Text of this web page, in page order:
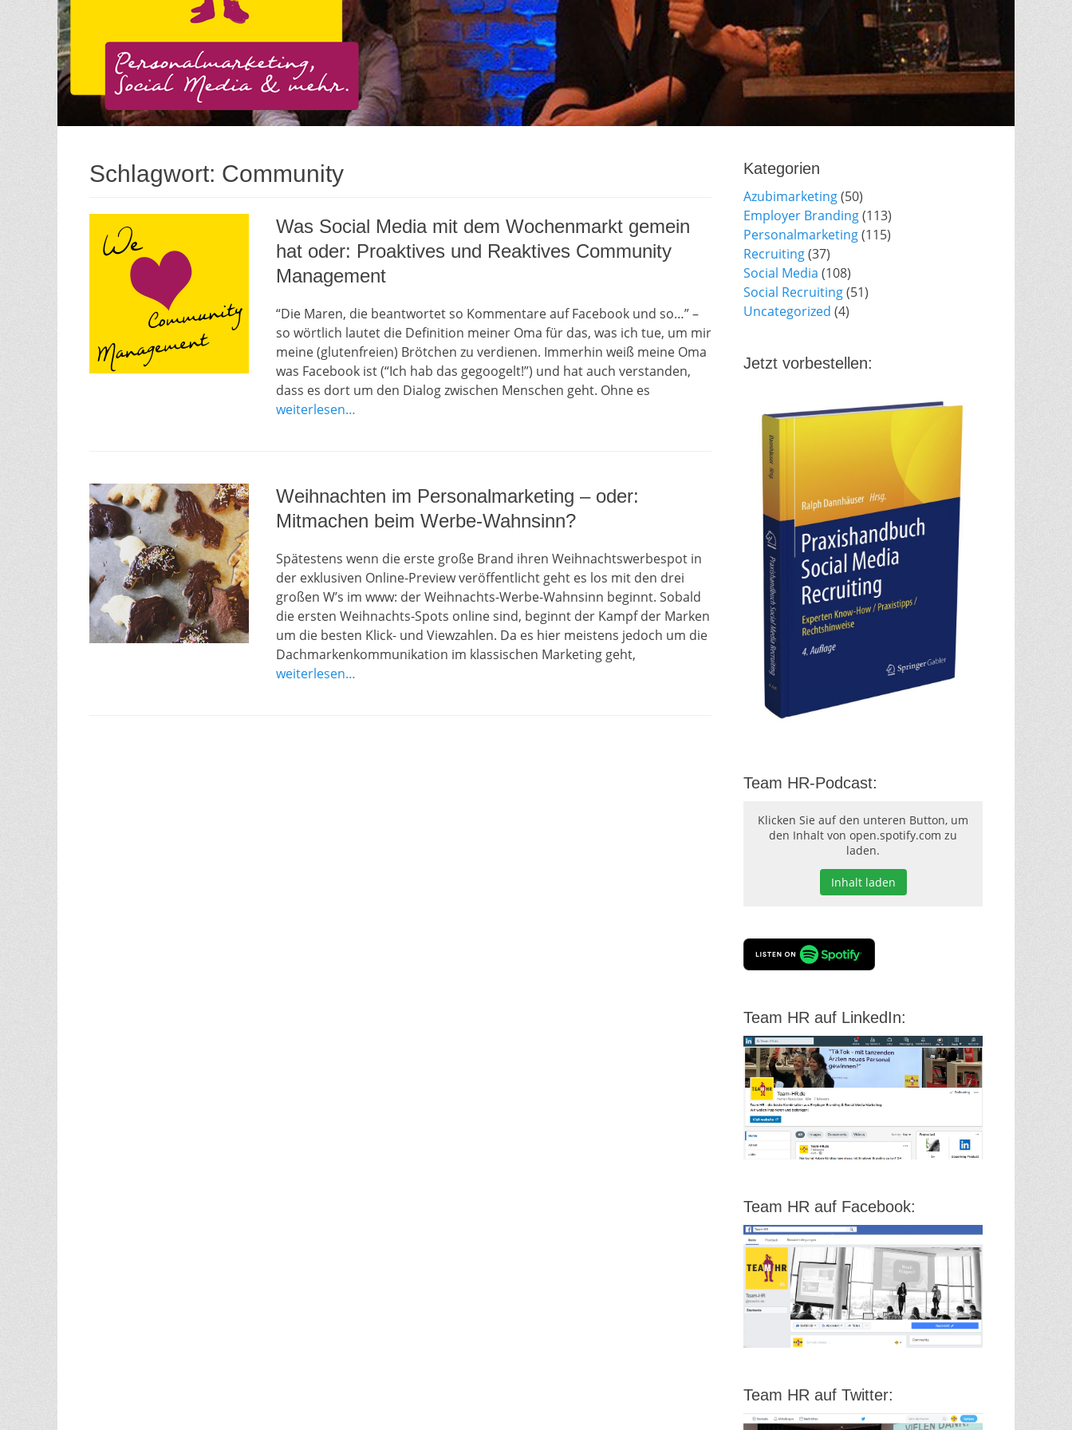
Schlagwort: Community
Was Social Media mit dem Wochenmarkt gemein
hat oder: Proaktives und Reaktives Community
Management
“Die Maren, die beantwortet so Kommentare auf Facebook und so…” –
so wörtlich lautet die Definition meiner Oma für das, was ich tue, um mir
meine (glutenfreien) Brötchen zu verdienen. Immerhin weiß meine Oma
was Facebook ist (“Ich hab das gegoogelt!”) und hat auch verstanden,
dass es dort um den Dialog zwischen Menschen geht. Ohne es
weiterlesen…
Weihnachten im Personalmarketing – oder:
Mitmachen beim Werbe-Wahnsinn?
Spätestens wenn die erste große Brand ihren Weihnachtswerbespot in
der exklusiven Online-Preview veröffentlicht geht es los mit den drei
großen W’s im www: der Weihnachts-Werbe-Wahnsinn beginnt. Sobald
die ersten Weihnachts-Spots online sind, beginnt der Kampf der Marken
um die besten Klick- und Viewzahlen. Da es hier meistens jedoch um die
Dachmarkenkommunikation im klassischen Marketing geht,
weiterlesen…
Kategorien
Azubimarketing(50)
Employer Branding(113)
Personalmarketing(115)
Recruiting(37)
Social Media (108)
Social Recruiting(51)
Uncategorized (4)
Jetzt vorbestellen:
Team HR-Podcast:
Klicken Sie auf den unteren Button, um
den Inhalt von open.spotify.com zu
laden.
Inhalt laden
Team HR auf LinkedIn:
Team HR auf Facebook:
Team HR auf Twitter: